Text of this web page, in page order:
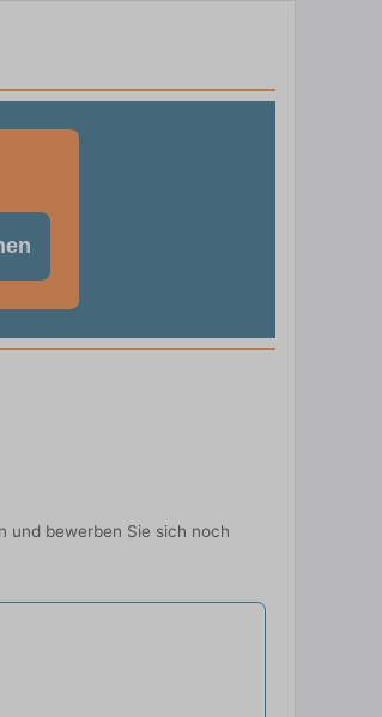
und bewerben Sie sich noch